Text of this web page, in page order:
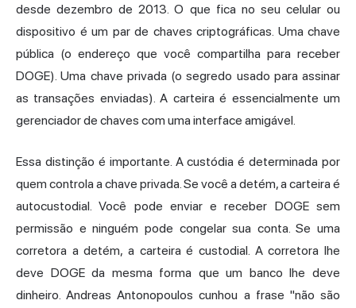
desde dezembro de 2013. O que fica no seu celular ou
dispositivo é um par de chaves criptográficas. Uma chave
pública (o endereço que você compartilha para receber
DOGE). Uma chave privada (o segredo usado para assinar
as transações enviadas). A carteira é essencialmente um
gerenciador de chaves com uma interface amigável.
Essa distinção é importante. A custódia é determinada por
quem controla a chave privada. Se você a detém, a carteira é
autocustodial. Você pode enviar e receber DOGE sem
permissão e ninguém pode congelar sua conta. Se uma
corretora a detém, a carteira é custodial. A corretora lhe
deve DOGE da mesma forma que um banco lhe deve
dinheiro. Andreas Antonopoulos cunhou a frase "não são